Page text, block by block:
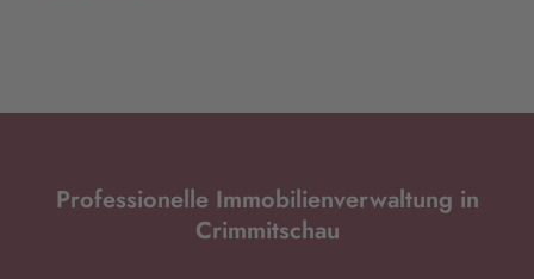
Professionelle Immobilienverwaltung in
Crimmitschau